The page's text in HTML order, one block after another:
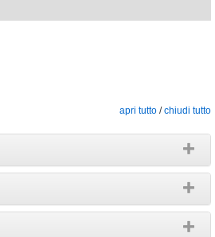
apri tutto /chiudi tutto